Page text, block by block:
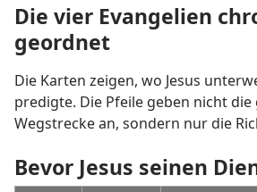
Die vier Evangelien
geordnet
Die Karten zeigen, wo Jesus
predigte. Die Pfeile geben nicht die
Wegstrecke an, sondern nur die
Bevor Jesus seinen